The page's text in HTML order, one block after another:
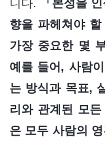
니다. 『본성을
향을 파헤쳐야
가장 중요한 몇
예를 들어, 사람
는 방식과 목표,
리와 관계된 모
은 모두 사람의